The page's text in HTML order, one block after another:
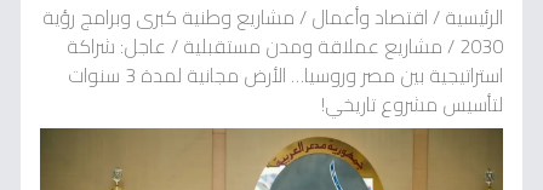
الرئيسية/اقتصاد وأعمال/مشاريع وطنية كبرى وبرامج رؤية
2030
/مشاريع عملاقة ومدن مستقبلية/عاجل: شراكة
استراتيجية بين مصر وروسيا… الأرض مجانية لمدة 3 سنوات
لتأسيس مشروع تاريخي!